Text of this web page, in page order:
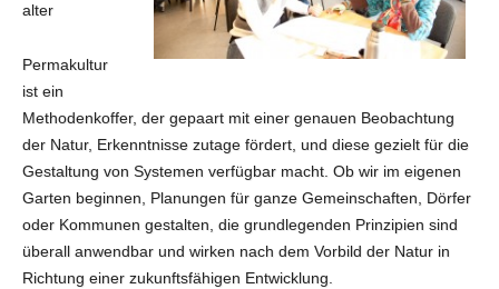
alter
Permakultur
ist ein
Methodenkoffer, der gepaart mit einer genauen Beobachtung
der Natur, Erkenntnisse zutage fördert, und diese gezielt für die
Gestaltung von Systemen verfügbar macht. Ob wir im eigenen
Garten beginnen, Planungen für ganze Gemeinschaften, Dörfer
oder Kommunen gestalten, die grundlegenden Prinzipien sind
überall anwendbar und wirken nach dem Vorbild der Natur in
Richtung einer zukunftsfähigen Entwicklung.